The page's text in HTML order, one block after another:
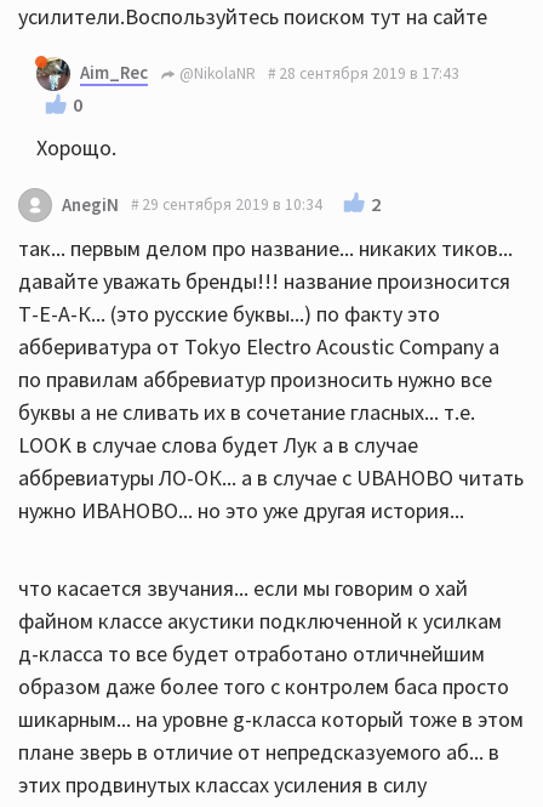
усилители.Воспользуйтесь поиском тут на сайте
Aim_Rec @NikolaNR 28 сентября 2019 в 17:43
0
Хорощо.
AnegiN 29 сентября 2019 в 10:34 2
так... первым делом про название... никаких тиков...
давайте уважать бренды!!! название произносится
Т-Е-А-К... (это русские буквы...) по факту это
аббериватура от Tokyo Electro Acoustic Company а
по правилам аббревиатур произносить нужно все
буквы а не сливать их в сочетание гласных... т.е.
LOOK в случае слова будет Лук а в случае
аббревиатуры ЛО-ОК... а в случае с UBAHOBО читать
нужно ИВАНОВО... но это уже другая история...
что касается звучания... если мы говорим о хай
файном классе акустики подключенной к усилкам
д-класса то все будет отработано отличнейшим
образом даже более того с контролем баса просто
шикарным... на уровне g-класса который тоже в этом
плане зверь в отличие от непредсказуемого аб... в
этих продвинутых классах усиления в силу